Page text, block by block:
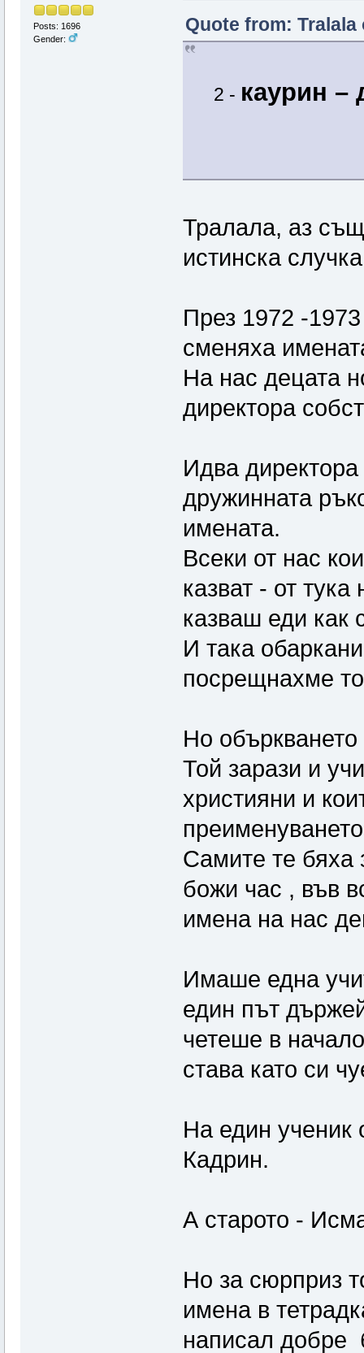
Posts: 1696
Gender:
Quote from: Tralala
2 - каурин
Тралала, аз
истинска
През 1972 -1973
сменяха
На нас децата
директора
Идва директора
дружинната
имената.
Всеки от нас
казват - от
казваш еди как
И така
посрещнахме
Но
Той зарази и
християни и
Самите те бяха
божи час , във
имена на нас
Имаше една
един път
четеше в
става като си
На един ученик
Кадрин.
А старото -
Но за сюрприз
имена в
написал добре